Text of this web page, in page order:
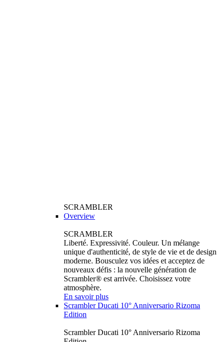
SCRAMBLER
Overview
SCRAMBLER
Liberté. Expressivité. Couleur. Un mélange
unique d'authenticité, de style de vie et de design
moderne. Bousculez vos idées et acceptez de
nouveaux défis : la nouvelle génération de
Scrambler® est arrivée. Choisissez votre
atmosphère.
En savoir plus
Scrambler Ducati 10° Anniversario Rizoma
Edition
Scrambler Ducati 10° Anniversario Rizoma